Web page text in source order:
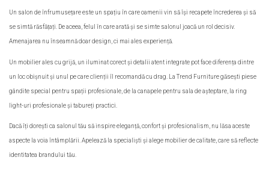
Un salon de înfrumusețare este un spațiu în care oamenii vin să își recapete încrederea și să
se simtă răsfățați. De aceea, felul în care arată și se simte salonul joacă un rol decisiv.
Amenajarea nu înseamnă doar design, ci mai ales experiență.
Un mobilier ales cu grijă, un iluminat corect și detalii atent integrate pot face diferența dintre
un loc obișnuit și unul pe care clienții îl recomandă cu drag. La Trend Furniture găsești piese
gândite special pentru spații profesionale, de la canapele pentru sala de așteptare, la ring
light-uri profesionale și tabureți practici.
Dacă îți dorești ca salonul tău să inspire eleganță, confort și profesionalism, nu lăsa aceste
aspecte la voia întâmplării. Apelează la specialiști și alege mobilier de calitate, care să reflecte
identitatea brandului tău.